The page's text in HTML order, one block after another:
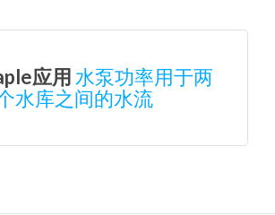
应用 水泵功率用于两
水库之间的水流